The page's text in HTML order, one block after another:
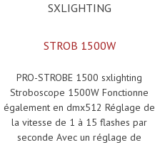
SXLIGHTING
STROB 1500W
PRO-STROBE 1500 sxlighting
Stroboscope 1500W Fonctionne
également en dmx512 Réglage de
la vitesse de 1 à 15 flashes par
seconde Avec un réglage de